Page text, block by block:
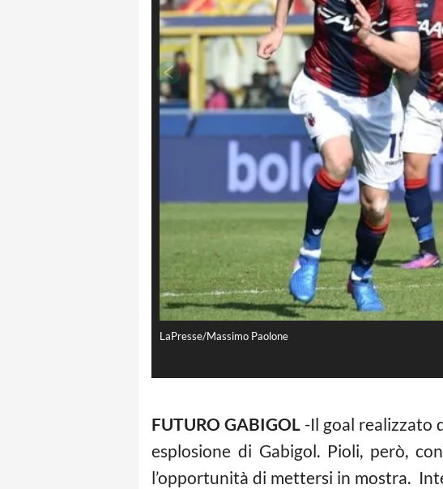
LaPresse/Massimo Paolone
FUTURO GABIGOL-Il goal realizzato
esplosione di Gabigol. Pioli, però,
l’opportunità di mettersi in mostra.